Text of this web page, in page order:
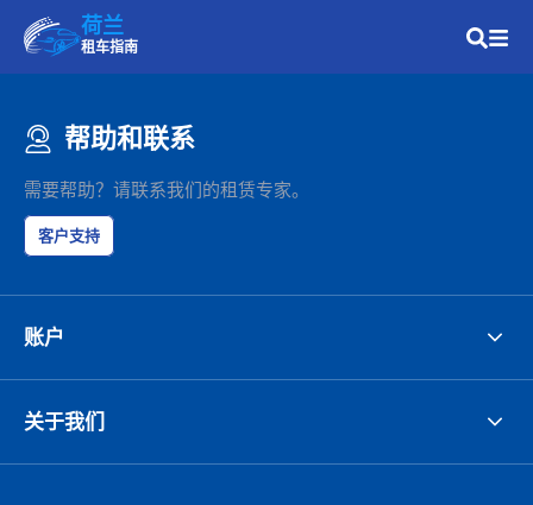
荷兰
租车指南
帮助和联系
需要帮助？请联系我们的租赁专家。
客户支持
账户
关于我们